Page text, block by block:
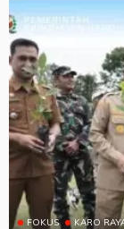
FOKUS KARO